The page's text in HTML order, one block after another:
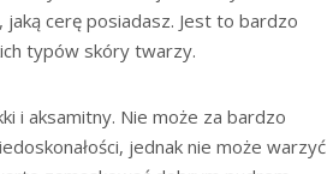
cerę posiadasz. Jest to bardzo
typów skóry twarzy.
i aksamitny. Nie może za bardzo
jednak nie może warzyć